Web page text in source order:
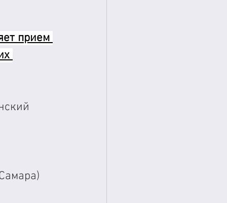
прием